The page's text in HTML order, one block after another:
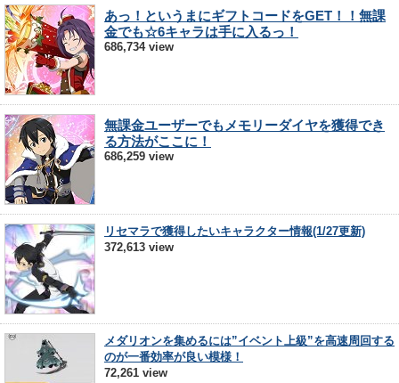
あっ！というまにギフトコードをGET！！無課
金でも☆6キャラは手に入るっ！
686,734 view
無課金ユーザーでもメモリーダイヤを獲得でき
る方法がここに！
686,259 view
リセマラで獲得したいキャラクター情報(1/27更新)
372,613 view
メダリオンを集めるには”イベント上級”を高速周回する
のが一番効率が良い模様！
72,261 view